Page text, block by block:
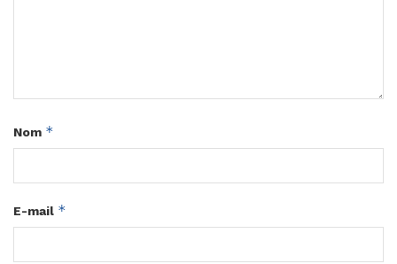
Nom *
E-mail *